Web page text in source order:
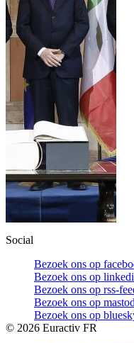
Social
Bezoek ons op
Bezoek ons op
Bezoek ons op rss-
Bezoek ons op
Bezoek ons op
© 2026 Euractiv FR